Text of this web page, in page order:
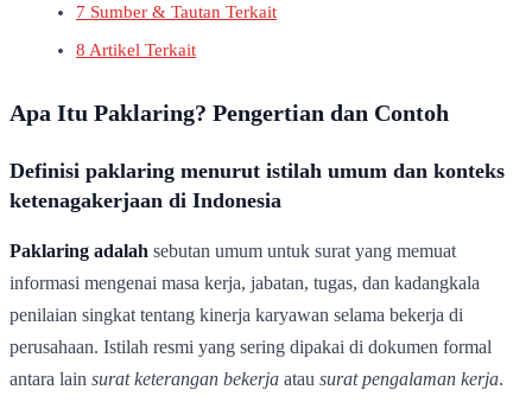
7 Sumber & Tautan Terkait
8 Artikel Terkait
Apa Itu Paklaring? Pengertian dan Contoh
Definisi paklaring menurut istilah umum dan konteks
ketenagakerjaan di Indonesia
Paklaring adalah sebutan umum untuk surat yang memuat
informasi mengenai masa kerja, jabatan, tugas, dan kadangkala
penilaian singkat tentang kinerja karyawan selama bekerja di
perusahaan. Istilah resmi yang sering dipakai di dokumen formal
antara lain surat keterangan bekerja atau surat pengalaman kerja.